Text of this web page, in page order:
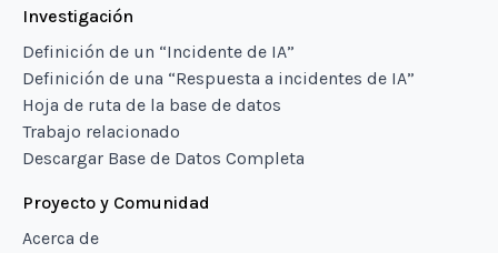
Investigación
Definición de un “Incidente de IA”
Definición de una “Respuesta a incidentes de IA”
Hoja de ruta de la base de datos
Trabajo relacionado
Descargar Base de Datos Completa
Proyecto y Comunidad
Acerca de